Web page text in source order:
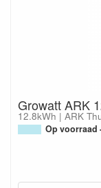
Growatt ARK
12.8kWh | ARK
Op voorraad